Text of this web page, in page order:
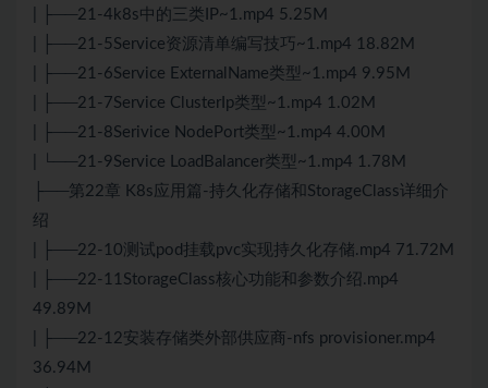
| ├──21-4k8s中的三类IP~1.mp4 5.25M
| ├──21-5Service资源清单编写技巧~1.mp4 18.82M
| ├──21-6Service ExternalName类型~1.mp4 9.95M
| ├──21-7Service ClusterIp类型~1.mp4 1.02M
| ├──21-8Serivice NodePort类型~1.mp4 4.00M
| └──21-9Service LoadBalancer类型~1.mp4 1.78M
├──第22章 K8s应用篇-持久化存储和StorageClass详细介
绍
| ├──22-10测试pod挂载pvc实现持久化存储.mp4 71.72M
| ├──22-11StorageClass核心功能和参数介绍.mp4
49.89M
| ├──22-12安装存储类外部供应商-nfs provisioner.mp4
36.94M